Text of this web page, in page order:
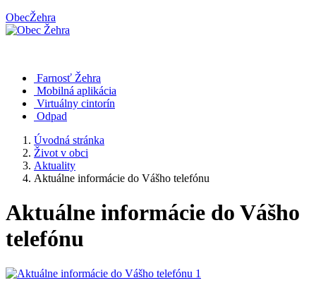
ObecŽehra
Farnosť Žehra
Mobilná aplikácia
Virtuálny cintorín
Odpad
Úvodná stránka
Život v obci
Aktuality
Aktuálne informácie do Vášho telefónu
Aktuálne informácie do Vášho
telefónu